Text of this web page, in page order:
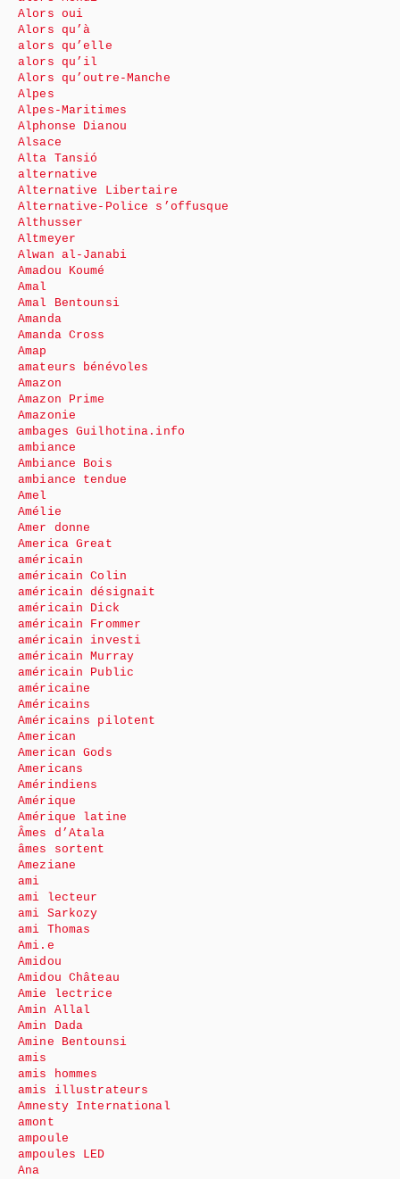
Alors oui
Alors qu’à
alors qu’elle
alors qu’il
Alors qu’outre-Manche
Alpes
Alpes-Maritimes
Alphonse Dianou
Alsace
Alta Tansió
alternative
Alternative Libertaire
Alternative-Police s’offusque
Althusser
Altmeyer
Alwan al-Janabi
Amadou Koumé
Amal
Amal Bentounsi
Amanda
Amanda Cross
Amap
amateurs bénévoles
Amazon
Amazon Prime
Amazonie
ambages Guilhotina.info
ambiance
Ambiance Bois
ambiance tendue
Amel
Amélie
Amer donne
America Great
américain
américain Colin
américain désignait
américain Dick
américain Frommer
américain investi
américain Murray
américain Public
américaine
Américains
Américains pilotent
American
American Gods
Americans
Amérindiens
Amérique
Amérique latine
Âmes d’Atala
âmes sortent
Ameziane
ami
ami lecteur
ami Sarkozy
ami Thomas
Ami.e
Amidou
Amidou Château
Amie lectrice
Amin Allal
Amin Dada
Amine Bentounsi
amis
amis hommes
amis illustrateurs
Amnesty International
amont
ampoule
ampoules LED
Ana